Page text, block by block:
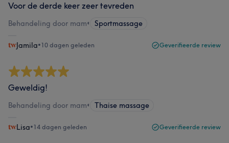
Voor de derde keer zeer tevreden
Behandeling door mam• Sportmassage
Jamila•10 dagen geleden Geverifieerde review
Geweldig!
Behandeling door mam• Thaise massage
Lisa•14 dagen geleden Geverifieerde review